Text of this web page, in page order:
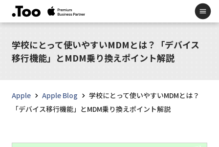
学校にとって使いやすいMDMとは？「デバイス
移行機能」とMDM乗り換えポイント解説
Apple Apple Blog
学校にとって使いやすいMDMとは？
「デバイス移行機能」とMDM乗り換えポイント解説